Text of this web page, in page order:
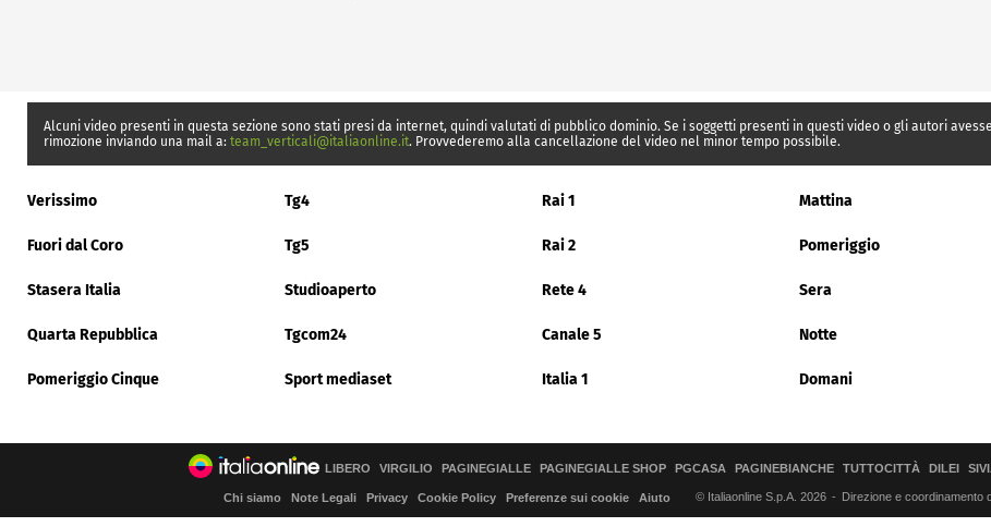
Alcuni video presenti in questa sezione sono stati presi da internet, quindi valutati di pubblico dominio. Se i soggetti presenti in questi video o gli autori
rimozione inviando una mail a: team_verticali@italiaonline.it. Provvederemo alla cancellazione del video nel minor tempo possibile.
Verissimo Tg4 Rai 1 Mattina
Fuori dal Coro Tg5 Rai 2 Pomeriggio
Stasera Italia Studioaperto Rete 4 Sera
Quarta Repubblica Tgcom24 Canale 5 Notte
Pomeriggio Cinque Sport mediaset Italia 1 Domani
LIBERO VIRGILIO PAGINEGIALLE PAGINEGIALLE SHOP PGCASA PAGINEBIANCHE TUTTOCITTÀ DILEI
Chi siamo Note Legali Privacy Cookie Policy Preferenze sui cookie Aiuto © Italiaonline S.p.A. 2026 Direzione e coordinamento